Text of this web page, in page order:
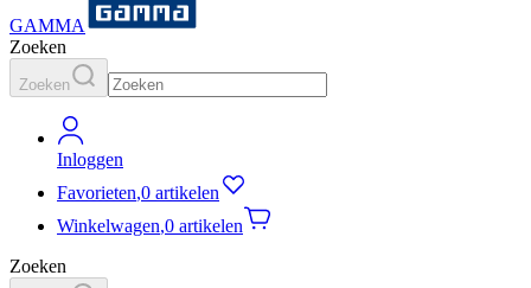
GAMMA
Zoeken
Zoeken
Inloggen
Favorieten,0 artikelen
Winkelwagen,0 artikelen
Zoeken